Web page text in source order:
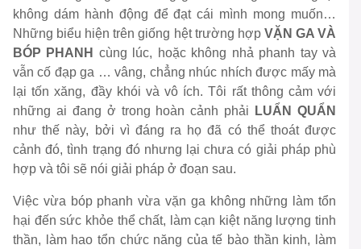
không dám hành động để đạt cái mình mong muốn…
Những biểu hiện trên giống hệt trường hợp VẶN GA VÀ
BÓP PHANH cùng lúc, hoặc không nhả phanh tay và
vẫn cố đạp ga … vâng, chẳng nhúc nhích được mấy mà
lại tốn xăng, đầy khói và vô ích. Tôi rất thông cảm với
những ai đang ở trong hoàn cảnh phải
LUẨN QUẨN
như thế này, bởi vì đáng ra họ đã có thể thoát được
cảnh đó, tình trạng đó nhưng lại chưa có giải pháp phù
hợp và tôi sẽ nói giải pháp ở đoạn sau.
Việc vừa bóp phanh vừa vặn ga không những làm tổn
hại đến sức khỏe thể chất, làm cạn kiệt năng lượng tinh
thần, làm hao tổn chức năng của tế bào thần kinh, làm